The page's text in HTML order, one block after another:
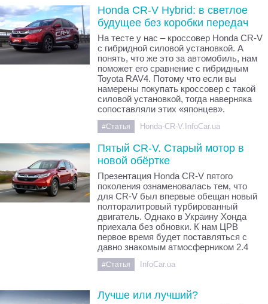
Honda CR-V Hybrid: в светлое
будущее без коробки передач
На тесте у нас – кроссовер Honda CR-V
с гибридной силовой установкой. А
понять, что же это за автомобиль, нам
поможет его сравнение с гибридным
Toyota RAV4. Потому что если вы
намерены покупать кроссовер с такой
силовой установкой, тогда наверняка
сопоставляли этих «японцев».
#Статья Honda-CR-V.InfoCar.ua
Пятый CR-V. Старый мотор в
новой обёртке
Презентация Honda CR-V пятого
поколения ознаменовалась тем, что
для СR-V был впервые обещан новый
полторалитровый турбированный
двигатель. Однако в Украину Хонда
приехала без обновки. К нам ЦРВ
первое время будет поставляться с
давно знакомым атмосферником 2.4
#Статья InfoCar.ua
Лучше или лучший?